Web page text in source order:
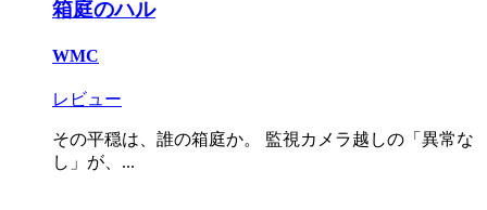
箱庭のハル
WMC
レビュー
その平穏は、誰の箱庭か。 監視カメラ越しの「異常な
し」が、...